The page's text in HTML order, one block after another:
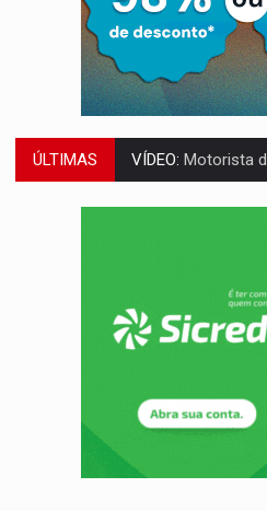
ÚLTIMAS LAZER:Seis lugares
VÍDEO:FTICCO e Força
Prefeitura
Exército
TEMAS
Interior
INFRAESTRUTURA:
A ILHA: Coreografia de